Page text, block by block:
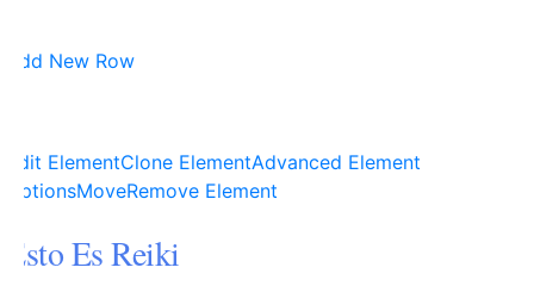
Add New Row
Edit ElementClone ElementAdvanced Element
OptionsMoveRemove Element
Esto Es Reiki